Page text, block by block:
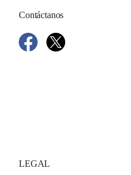
Contáctanos
LEGAL